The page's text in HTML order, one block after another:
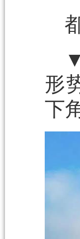
形
下